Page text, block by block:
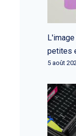
petites
5 août